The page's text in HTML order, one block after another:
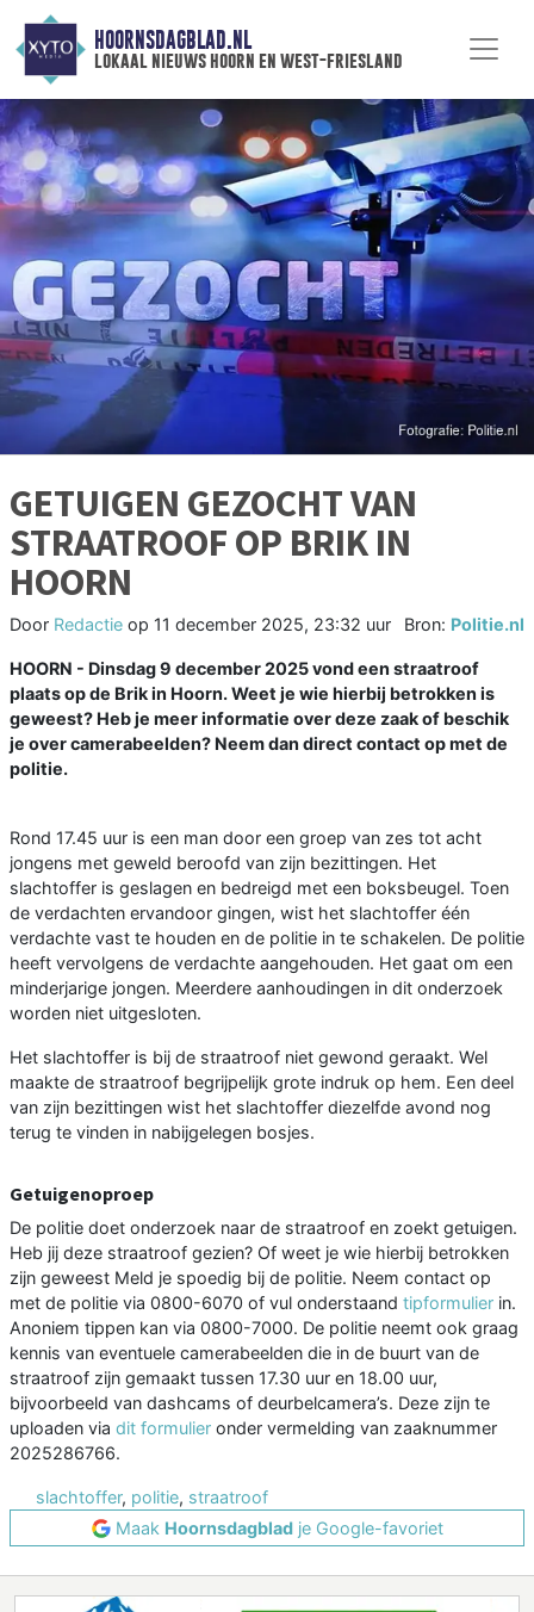
HOORNSDAGBLAD.NL
lokaal nieuws hoorn en west-friesland
GETUIGEN GEZOCHT VAN
STRAATROOF OP BRIK IN
HOORN
Door Redactie op 11 december 2025, 23:32 uur Bron: Politie.nl
HOORN - Dinsdag 9 december 2025 vond een straatroof
plaats op de Brik in Hoorn. Weet je wie hierbij betrokken is
geweest? Heb je meer informatie over deze zaak of beschik
je over camerabeelden? Neem dan direct contact op met de
politie.
Rond 17.45 uur is een man door een groep van zes tot acht
jongens met geweld beroofd van zijn bezittingen. Het
slachtoffer is geslagen en bedreigd met een boksbeugel. Toen
de verdachten ervandoor gingen, wist het slachtoffer één
verdachte vast te houden en de politie in te schakelen. De politie
heeft vervolgens de verdachte aangehouden. Het gaat om een
minderjarige jongen. Meerdere aanhoudingen in dit onderzoek
worden niet uitgesloten.
Het slachtoffer is bij de straatroof niet gewond geraakt. Wel
maakte de straatroof begrijpelijk grote indruk op hem. Een deel
van zijn bezittingen wist het slachtoffer diezelfde avond nog
terug te vinden in nabijgelegen bosjes.
Getuigenoproep
De politie doet onderzoek naar de straatroof en zoekt getuigen.
Heb jij deze straatroof gezien? Of weet je wie hierbij betrokken
zijn geweest Meld je spoedig bij de politie. Neem contact op
met de politie via 0800-6070 of vul onderstaand tipformulier in.
Anoniem tippen kan via 0800-7000. De politie neemt ook graag
kennis van eventuele camerabeelden die in de buurt van de
straatroof zijn gemaakt tussen 17.30 uur en 18.00 uur,
bijvoorbeeld van dashcams of deurbelcamera’s. Deze zijn te
uploaden via dit formulier onder vermelding van zaaknummer
2025286766.
slachtoffer, politie, straatroof
Maak Hoornsdagbladje Google-favoriet